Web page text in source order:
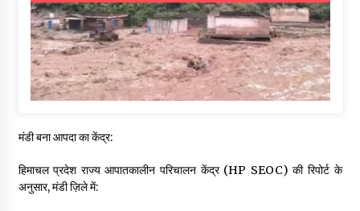
मंडी बना आपदा का केंद्र:
हिमाचल प्रदेश राज्य आपातकालीन परिचालन केंद्र (HP SEOC) की रिपोर्ट के
अनुसार, मंडी ज़िले में: